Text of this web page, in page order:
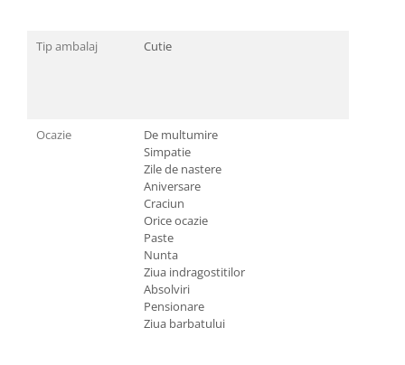
Tip ambalaj Cutie
Ocazie
De multumire
Simpatie
Zile de nastere
Aniversare
Craciun
Orice ocazie
Paste
Nunta
Ziua indragostitilor
Absolviri
Pensionare
Ziua barbatului